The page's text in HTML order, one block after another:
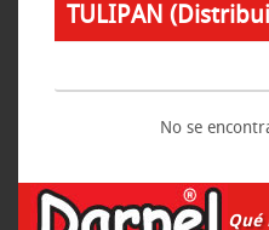
TULIPAN
No se
Qué